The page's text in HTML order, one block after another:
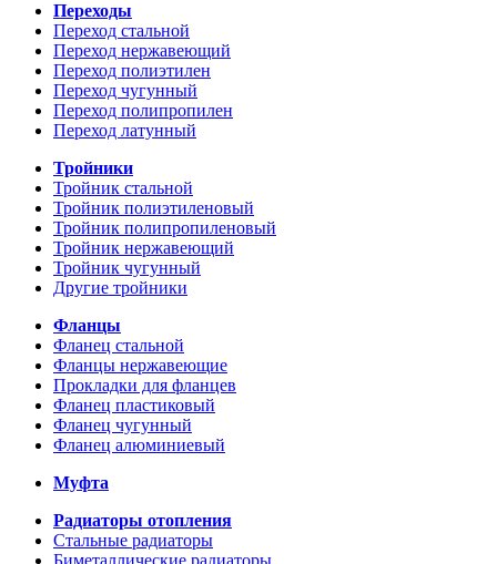
Переходы
Переход стальной
Переход нержавеющий
Переход полиэтилен
Переход чугунный
Переход полипропилен
Переход латунный
Тройники
Тройник стальной
Тройник полиэтиленовый
Тройник полипропиленовый
Тройник нержавеющий
Тройник чугунный
Другие тройники
Фланцы
Фланец стальной
Фланцы нержавеющие
Прокладки для фланцев
Фланец пластиковый
Фланец чугунный
Фланец алюминиевый
Муфта
Радиаторы отопления
Стальные радиаторы
Биметаллические радиаторы